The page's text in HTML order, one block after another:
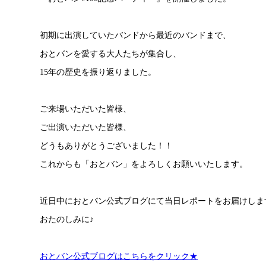
初期に出演していたバンドから最近のバンドまで、
おとバンを愛する大人たちが集合し、
15年の歴史を振り返りました。
ご来場いただいた皆様、
ご出演いただいた皆様、
どうもありがとうございました！！
これからも「おとバン」をよろしくお願いいたします。
近日中におとバン公式ブログにて当日レポートをお届けし
おたのしみに♪
おとバン公式ブログはこちらをクリック★